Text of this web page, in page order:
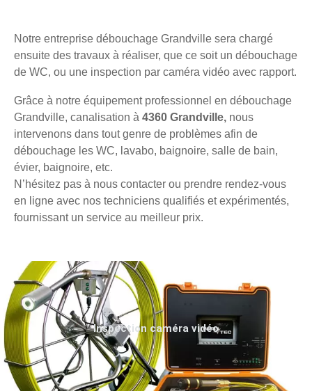
Notre entreprise débouchage Grandville sera chargé
ensuite des travaux à réaliser, que ce soit un débouchage
de WC, ou une inspection par caméra vidéo avec rapport.
Grâce à notre équipement professionnel en débouchage
Grandville, canalisation à 4360 Grandville, nous
intervenons dans tout genre de problèmes afin de
débouchage les WC, lavabo, baignoire, salle de bain,
évier, baignoire, etc.
N’hésitez pas à nous contacter ou prendre rendez-vous
en ligne avec nos techniciens qualifiés et expérimentés,
fournissant un service au meilleur prix.
Inspection caméra vidéo